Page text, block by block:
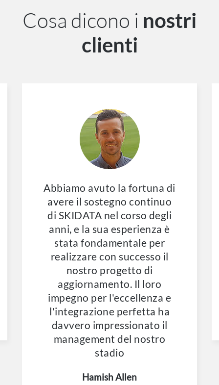
Cosa dicono i nostri
clienti
Abbiamo avuto la fortuna di
avere il sostegno continuo
di SKIDATA nel corso degli
anni, e la sua esperienza è
stata fondamentale per
realizzare con successo il
nostro progetto di
aggiornamento. Il loro
impegno per l'eccellenza e
l'integrazione perfetta ha
davvero impressionato il
management del nostro
stadio
Hamish Allen